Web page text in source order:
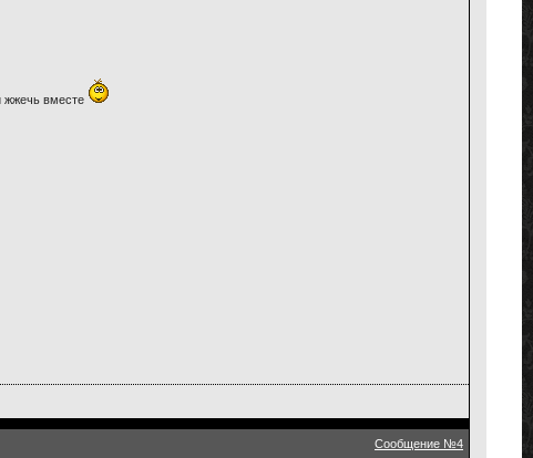
жжечь вместе
Сообщение №4